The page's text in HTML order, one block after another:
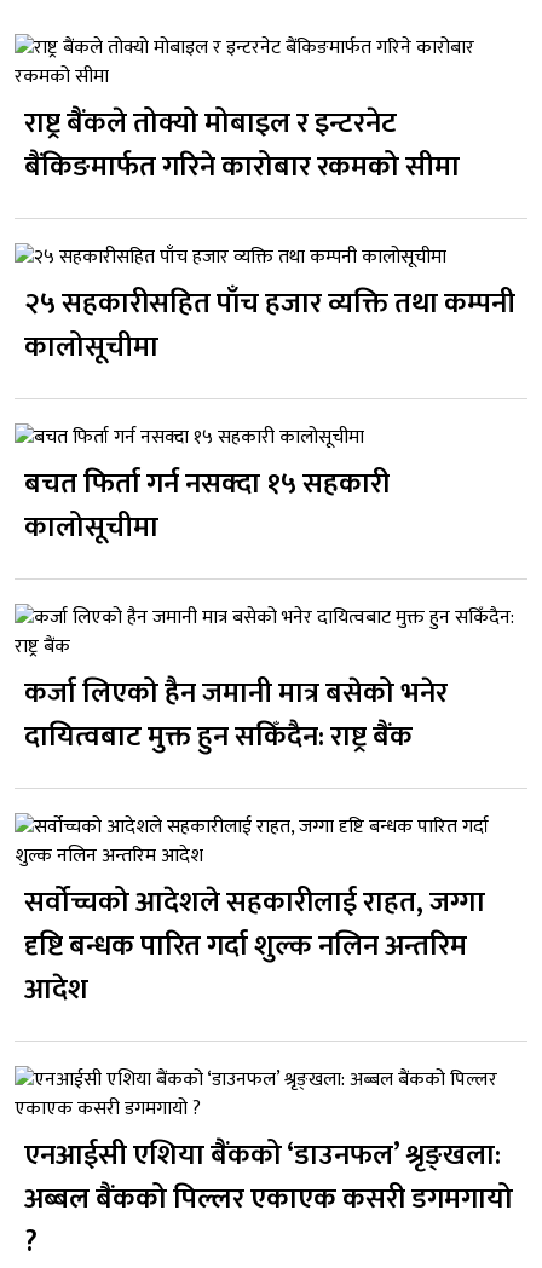
राष्ट्र बैंकले तोक्यो मोबाइल र इन्टरनेट
बैंकिङमार्फत गरिने कारोबार रकमको सीमा
२५ सहकारीसहित पाँच हजार व्यक्ति तथा कम्पनी
कालोसूचीमा
बचत फिर्ता गर्न नसक्दा १५ सहकारी
कालोसूचीमा
कर्जा लिएको हैन जमानी मात्र बसेको भनेर
दायित्वबाट मुक्त हुन सकिँदैन: राष्ट्र बैंक
सर्वोच्चको आदेशले सहकारीलाई राहत, जग्गा
दृष्टि बन्धक पारित गर्दा शुल्क नलिन अन्तरिम
आदेश
एनआईसी एशिया बैंकको ‘डाउनफल’ श्रृङ्खला:
अब्बल बैंकको पिल्लर एकाएक कसरी डगमगायो
?